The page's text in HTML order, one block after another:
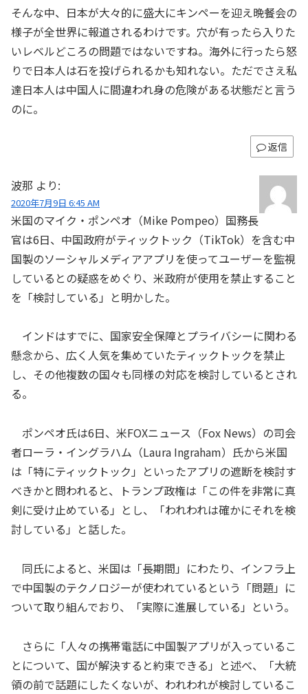
そんな中、日本が大々的に盛大にキンペーを迎え晩餐会の
様子が全世界に報道されるわけです。穴が有ったら入りた
いレベルどころの問題ではないですね。海外に行ったら怒
りで日本人は石を投げられるかも知れない。ただでさえ私
達日本人は中国人に間違われ身の危険がある状態だと言う
のに。
返信
波那 より:
2020年7月9日 6:45 AM
米国のマイク・ポンペオ（Mike Pompeo）国務長
官は6日、中国政府がティックトック（TikTok）を含む中
国製のソーシャルメディアアプリを使ってユーザーを監視
しているとの疑惑をめぐり、米政府が使用を禁止すること
を「検討している」と明かした。
インドはすでに、国家安全保障とプライバシーに関わる
懸念から、広く人気を集めていたティックトックを禁止
し、その他複数の国々も同様の対応を検討しているとされ
る。
ポンペオ氏は6日、米FOXニュース（Fox News）の司会
者ローラ・イングラハム（Laura Ingraham）氏から米国
は「特にティックトック」といったアプリの遮断を検討す
べきかと問われると、トランプ政権は「この件を非常に真
剣に受け止めている」とし、「われわれは確かにそれを検
討している」と話した。
同氏によると、米国は「長期間」にわたり、インフラ上
で中国製のテクノロジーが使われているという「問題」に
ついて取り組んでおり、「実際に進展している」という。
さらに「人々の携帯電話に中国製アプリが入っているこ
とについて、国が解決すると約束できる」と述べ、「大統
領の前で話題にしたくないが、われわれが検討しているこ